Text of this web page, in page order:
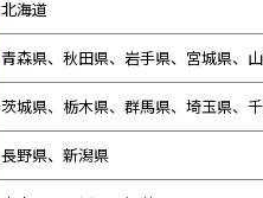
北海道
青森県、 秋田県、 岩手県、宮城県、
茨城県、栃木県、群馬県、埼玉県、
長野県、新潟県